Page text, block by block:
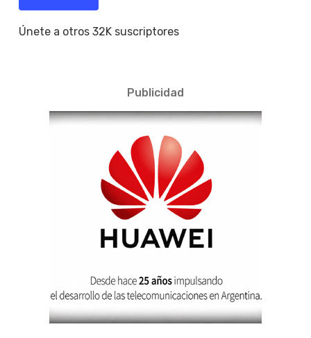
Únete a otros 32K suscriptores
Publicidad